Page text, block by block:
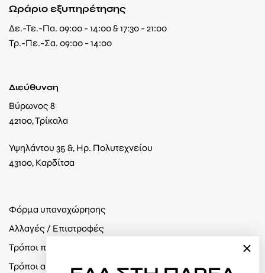
Ωράριο εξυπηρέτησης
Δε.-Τε.-Πα. 09:00 - 14:00 & 17:30 - 21:00
Τρ.-Πε.-Σα. 09:00 - 14:00
Διεύθυνση
Βύρωνος 8
42100, Τρίκαλα
Υψηλάντου 35 &, Ηρ. Πολυτεχνείου
43100, Καρδίτσα
Φόρμα υπαναχώρησης
Αλλαγές / Επιστροφές
Τρόποι πληρωμής
Τρόποι αποστολής